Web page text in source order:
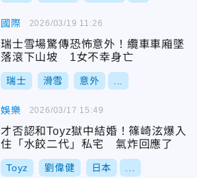
國際
瑞士雪場驚傳恐怖意外！纜車車廂墜
落滾下山坡 1女不幸身亡
瑞士 滑雪 意外
2026/03/19 11:26
娛樂
才否認和Toyz獄中結婚！篠崎泫爆入
住「水餃二代」私宅 氣炸回應了
Toyz 劉偉健 日本
2026/03/17 15:49